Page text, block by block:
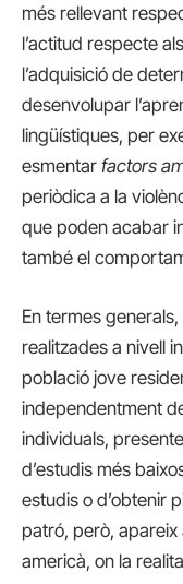
més rellevant
l’actitud respecte
l’adquisició de
desenvolupar
lingüístiques, per
esmentar factors
periòdica a la
que poden acabar
també el
En termes
realitzades a nivell
població jove
independentment
individuals,
d’estudis més
estudis o d’obtenir
patró, però,
americà, on la